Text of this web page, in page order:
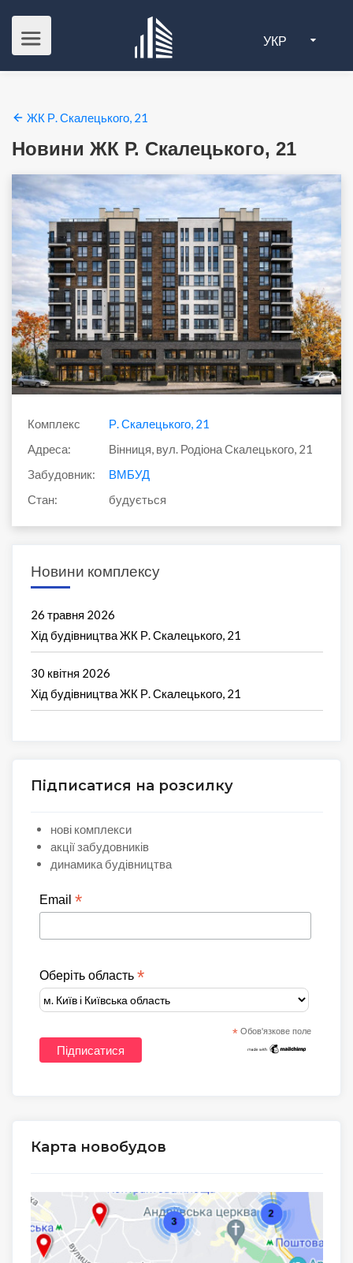
УКР
ЖК Р. Скалецького, 21
Новини ЖК Р. Скалецького, 21
Комплекс
Р. Скалецького, 21
Адреса:
Вінниця, вул. Родіона Скалецького, 21
Забудовник:
ВМБУД
Стан:
будується
Новини комплексу
26 травня 2026
Хід будівництва ЖК Р. Скалецького, 21
30 квітня 2026
Хід будівництва ЖК Р. Скалецького, 21
Підписатися на розсилку
нові комплекси
акції забудовників
динамика будівництва
Email *
Оберіть область *
* Обов'язкове поле
Карта новобудов